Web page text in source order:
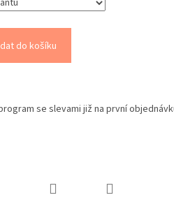
do košíku
se slevami již na první